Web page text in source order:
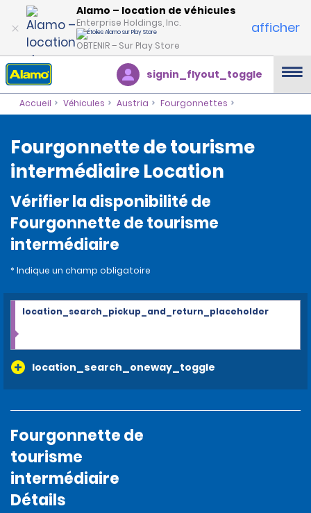
Alamo – location de véhicules
Enterprise Holdings, Inc.
OBTENIR – Sur Play Store
afficher
signin_flyout_toggle
Accueil Véhicules Austria Fourgonnettes
Fourgonnette de tourisme
intermédiaire Location
Vérifier la disponibilité de
Fourgonnette de tourisme
intermédiaire
* Indique un champ obligatoire
location_search_oneway_toggle
location_search_pickup_and_return_placeholder
Fourgonnette de
tourisme
intermédiaire
Détails